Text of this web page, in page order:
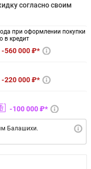
согласно своим
при оформлении покупки
в кредит
560 000 ₽*
220 000 ₽*
100 000 ₽*
Балашихи.